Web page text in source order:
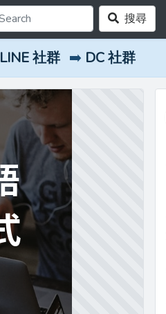
搜尋
LINE 社群 ➡️ DC 社群